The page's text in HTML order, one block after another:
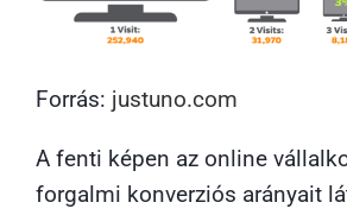
Forrás: justuno.com
A fenti képen az online
forgalmi konverziós arányait